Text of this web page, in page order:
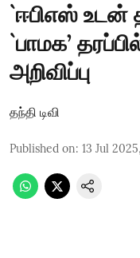
`ஈபிஎஸ் உடன்
`பாமக’
அறிவிப்பு
தந்தி டிவி
Published on: 13 Jul